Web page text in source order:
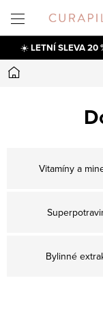
obsah
☀️LETNÍ SLEVA 20
Domů
Vitamíny a
Bylinné
Ostatní